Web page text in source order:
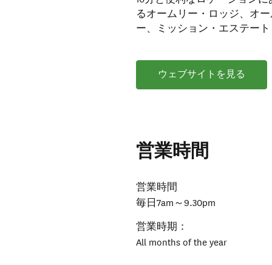
るオームリー・ロッジ、オ
ー、ミッション・エステート
ウェブサイトを見る
営業時間
営業時間
毎日7am～9.30pm
営業時期：
All months of the year